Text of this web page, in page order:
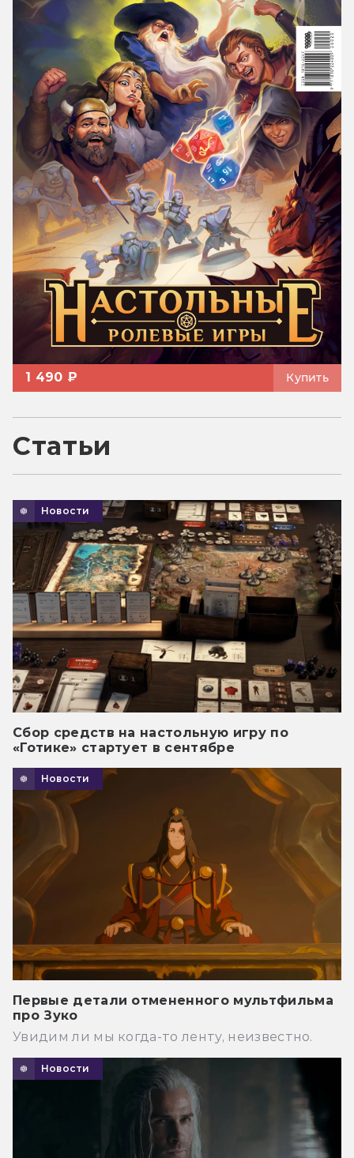
1 490 ₽ Купить
Статьи
Новости
Сбор средств на настольную игру по
«Готике» стартует в сентябре
Новости
Первые детали отмененного мультфильма
про Зуко
Увидим ли мы когда-то ленту, неизвестно.
Новости